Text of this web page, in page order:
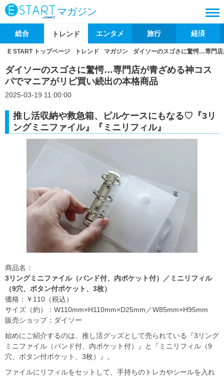
マガジン
総合 トレンド エンタメ 旅行 経済
E START トップページ トレンド マガジン ダイソーのスゴさに驚愕…専門
ダイソーのスゴさに驚愕…専門店が青ざめる神コス
パでマニアがリピ買い続出の本格商品
2025-03-19 11:00:00
推し活収納や救急箱、ピルケースにもなる♡『3リ
ングミニファイル』『ミニリフィル』
商品名：
3リングミニファイル（バンド付、内ポケット付）／ミニリフィル
（9穴、ボタン付ポケット、3枚）
価格：￥110（税込）
サイズ（約）：W110mm×H110mm×D25mm／W85mm×H95mm
販売ショップ：ダイソー
始めにご紹介するのは、推し活グッズとして売られている『3リング
ミニファイル（バンド付、内ポケット付）』と『ミニリフィル（9
穴、ボタン付ポケット、3枚）』。
ファイルにリフィルをセットして、手持ちのトレカやシールを入れ